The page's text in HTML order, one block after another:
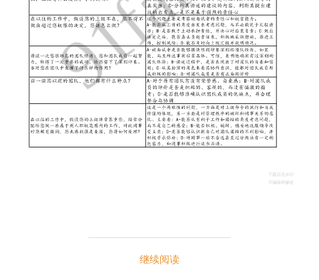
继续阅读